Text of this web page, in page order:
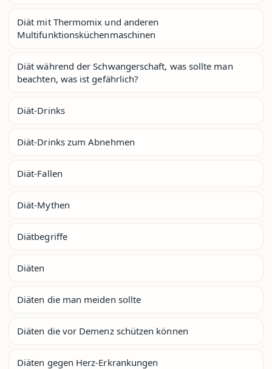
Diät mit Thermomix und anderen
Multifunktionsküchenmaschinen
Diät während der Schwangerschaft, was sollte man
beachten, was ist gefährlich?
Diät-Drinks
Diät-Drinks zum Abnehmen
Diät-Fallen
Diät-Mythen
Diätbegriffe
Diäten
Diäten die man meiden sollte
Diäten die vor Demenz schützen können
Diäten gegen Herz-Erkrankungen